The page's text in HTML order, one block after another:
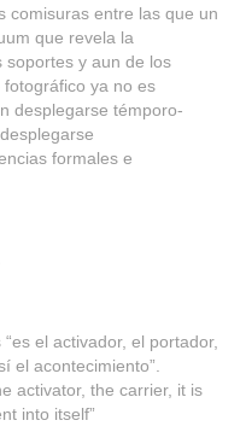
comisuras entre las que un
que revela la
soportes y aun de los
ya no es
desplegarse témporo-
formales e
el activador, el portador,
el acontecimiento”.
activator, the carrier, it is
into itself”